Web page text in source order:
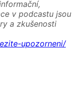
v podcastu jsou
a zkušenosti
upozorneni/